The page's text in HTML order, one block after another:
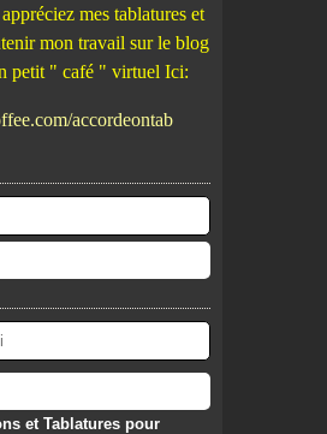
mes tablatures et
mon travail sur le blog
petit " café " virtuel Ici:
accordeontab
et Tablatures pour